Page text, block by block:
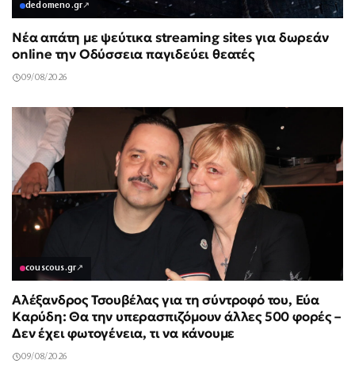
dedomeno.gr↗
Νέα απάτη με ψεύτικα streaming sites για δωρεάν
online την Οδύσσεια παγιδεύει θεατές
09/08/2026
couscous.gr↗
Αλέξανδρος Τσουβέλας για τη σύντροφό του, Εύα
Καρύδη: Θα την υπερασπιζόμουν άλλες 500 φορές –
Δεν έχει φωτογένεια, τι να κάνουμε
09/08/2026